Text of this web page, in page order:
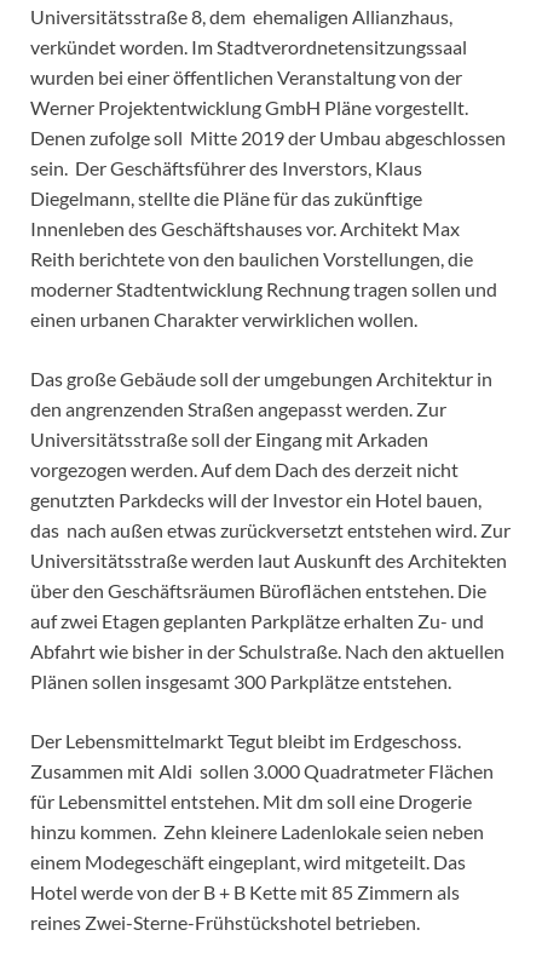
Universitätsstraße 8, dem ehemaligen Allianzhaus,
verkündet worden. Im Stadtverordnetensitzungssaal
wurden bei einer öffentlichen Veranstaltung von der
Werner Projektentwicklung GmbH Pläne vorgestellt.
Denen zufolge soll Mitte 2019 der Umbau abgeschlossen
sein. Der Geschäftsführer des Inverstors, Klaus
Diegelmann, stellte die Pläne für das zukünftige
Innenleben des Geschäftshauses vor. Architekt Max
Reith berichtete von den baulichen Vorstellungen, die
moderner Stadtentwicklung Rechnung tragen sollen und
einen urbanen Charakter verwirklichen wollen.
Das große Gebäude soll der umgebungen Architektur in
den angrenzenden Straßen angepasst werden. Zur
Universitätsstraße soll der Eingang mit Arkaden
vorgezogen werden. Auf dem Dach des derzeit nicht
genutzten Parkdecks will der Investor ein Hotel bauen,
das nach außen etwas zurückversetzt entstehen wird. Zur
Universitätsstraße werden laut Auskunft des Architekten
über den Geschäftsräumen Büroflächen entstehen. Die
auf zwei Etagen geplanten Parkplätze erhalten Zu- und
Abfahrt wie bisher in der Schulstraße. Nach den aktuellen
Plänen sollen insgesamt 300 Parkplätze entstehen.
Der Lebensmittelmarkt Tegut bleibt im Erdgeschoss.
Zusammen mit Aldi sollen 3.000 Quadratmeter Flächen
für Lebensmittel entstehen. Mit dm soll eine Drogerie
hinzu kommen. Zehn kleinere Ladenlokale seien neben
einem Modegeschäft eingeplant, wird mitgeteilt. Das
Hotel werde von der B + B Kette mit 85 Zimmern als
reines Zwei-Sterne-Frühstückshotel betrieben.